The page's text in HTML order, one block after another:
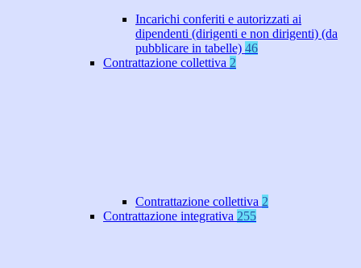
Incarichi conferiti e autorizzati ai
dipendenti (dirigenti e non dirigenti) (da
pubblicare in tabelle) 46
Contrattazione collettiva 2
Contrattazione collettiva 2
Contrattazione integrativa 255